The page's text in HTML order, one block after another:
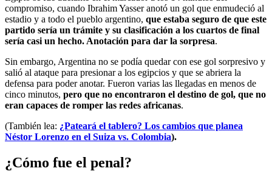
compromiso, cuando Ibrahim Yasser anotó un gol que enmudeció al
estadio y a todo el pueblo argentino, que estaba seguro de que este
partido sería un trámite y su clasificación a los cuartos de final
sería casi un hecho. Anotación para dar la sorpresa.
Sin embargo, Argentina no se podía quedar con ese gol sorpresivo y
salió al ataque para presionar a los egipcios y que se abriera la
defensa para poder anotar. Fueron varias las llegadas en menos de
cinco minutos, pero que no encontraron el destino de gol, que no
eran capaces de romper las redes africanas.
(También lea: ¿Pateará el tablero? Los cambios que planea
Néstor Lorenzo en el Suiza vs. Colombia).
¿Cómo fue el penal?